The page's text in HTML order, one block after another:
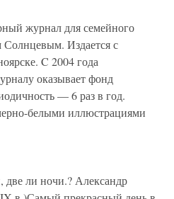
журнал для семейного
Издается с
C 2004 года
оказывает фонд
— 6 раз в год.
белыми иллюстрациями
ли ночи.? Александр